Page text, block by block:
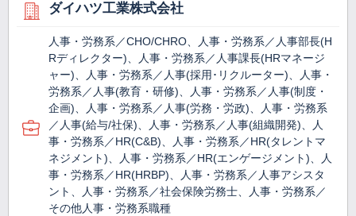
ダイハツ工業株式会社
人事・労務系／CHO/CHRO、人事・労務系／人事部長(H
Rディレクター)、人事・労務系／人事課長(HRマネージ
ャー)、人事・労務系／人事(採用･リクルーター)、人事・
労務系／人事(教育・研修)、人事・労務系／人事(制度・
企画)、人事・労務系／人事(労務・労政)、人事・労務系
／人事(給与/社保)、人事・労務系／人事(組織開発)、人
事・労務系／HR(C&B)、人事・労務系／HR(タレントマ
ネジメント)、人事・労務系／HR(エンゲージメント)、人
事・労務系／HR(HRBP)、人事・労務系／人事アシスタ
ント、人事・労務系／社会保険労務士、人事・労務系／
その他人事・労務系職種